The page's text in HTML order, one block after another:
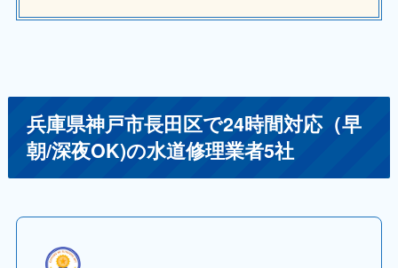
兵庫県神戸市長田区で24時間対応（早
朝/深夜OK)の水道修理業者5社